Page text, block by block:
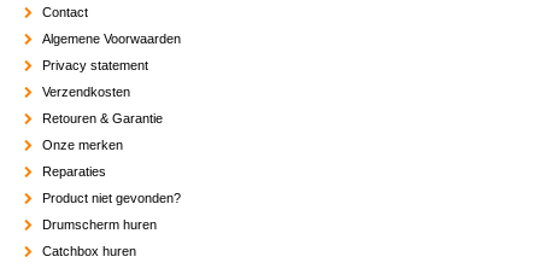
Contact
Algemene Voorwaarden
Privacy statement
Verzendkosten
Retouren & Garantie
Onze merken
Reparaties
Product niet gevonden?
Drumscherm huren
Catchbox huren